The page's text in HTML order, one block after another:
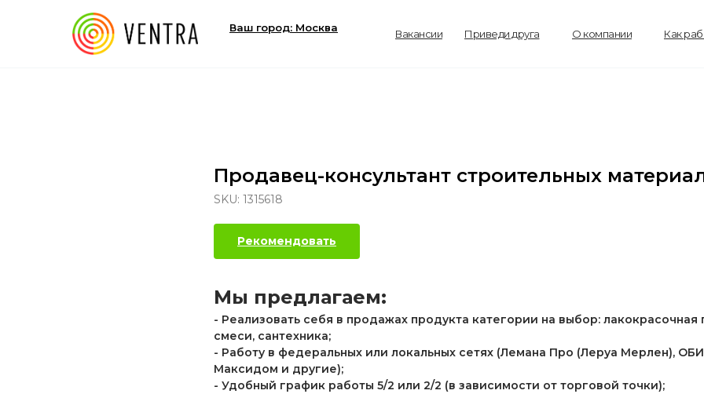
Вакансии Приведи друга Как
О компании
Ваш город: Москва
Продавец-консультант строительных
SKU: 1315618
Рекомендовать
Мы предлагаем:
- Реализовать себя в продажах продукта категории на выбор: лакокрасочная
смеси, сантехника;
- Работу в федеральных или локальных сетях (Лемана Про (Леруа Мерлен),
Максидом и другие);
- Удобный график работы 5/2 или 2/2 (в зависимости от торговой точки);